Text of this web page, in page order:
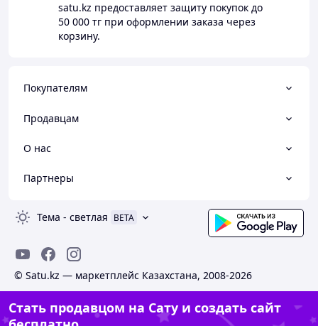
satu.kz предоставляет защиту покупок до
50 000 тг при оформлении заказа через
корзину.
Покупателям
Продавцам
О нас
Партнеры
Тема - светлая BETA
© Satu.kz — маркетплейс Казахстана, 2008-2026
Стать продавцом на Сату и создать сайт